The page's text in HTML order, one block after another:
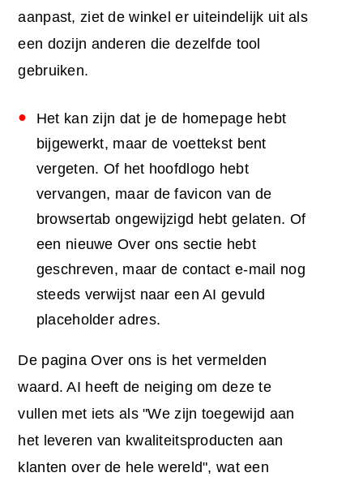
aanpast, ziet de winkel er uiteindelijk uit als
een dozijn anderen die dezelfde tool
gebruiken.
Het kan zijn dat je de homepage hebt
bijgewerkt, maar de voettekst bent
vergeten. Of het hoofdlogo hebt
vervangen, maar de favicon van de
browsertab ongewijzigd hebt gelaten. Of
een nieuwe Over ons sectie hebt
geschreven, maar de contact e-mail nog
steeds verwijst naar een AI gevuld
placeholder adres.
De pagina Over ons is het vermelden
waard. AI heeft de neiging om deze te
vullen met iets als "We zijn toegewijd aan
het leveren van kwaliteitsproducten aan
klanten over de hele wereld", wat een